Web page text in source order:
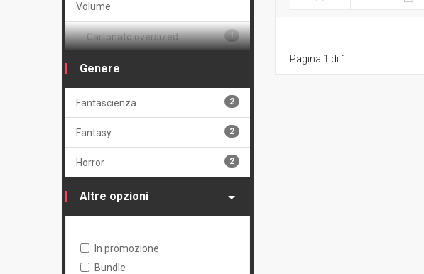
Pagina 1 di 1
Volume
Cartonato oversized 1
Cartonato oversized variant
2
Genere
Fantascienza 2
Fantasy 2
Horror 2
Altre opzioni
In promozione
Bundle